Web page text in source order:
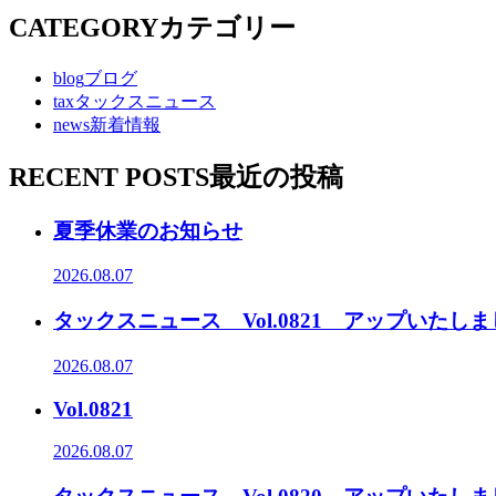
CATEGORYカテゴリー
blogブログ
taxタックスニュース
news新着情報
RECENT POSTS最近の投稿
夏季休業のお知らせ
2026.08.07
タックスニュース Vol.0821 アップいたしま
2026.08.07
Vol.0821
2026.08.07